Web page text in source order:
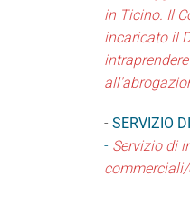
in Ticino. Il
incaricato il
- SERVIZIO
- Servizio di